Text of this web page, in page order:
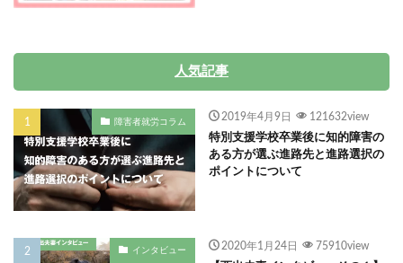
人気記事
障害者就労コラム 2019年4月9日 121632view
特別支援学校卒業後に知的障害の
ある方が選ぶ進路先と進路選択の
ポイントについて
インタビュー 2020年1月24日 75910view